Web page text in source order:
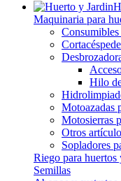
Maquinaria para
Hilo
Motoazadas
Motosierras
Otros
Sopladores
Riego para huertos
Semillas